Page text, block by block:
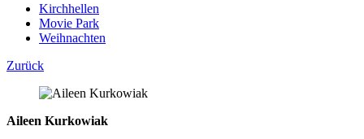
Kirchhellen
Movie Park
Weihnachten
Zurück
Aileen Kurkowiak